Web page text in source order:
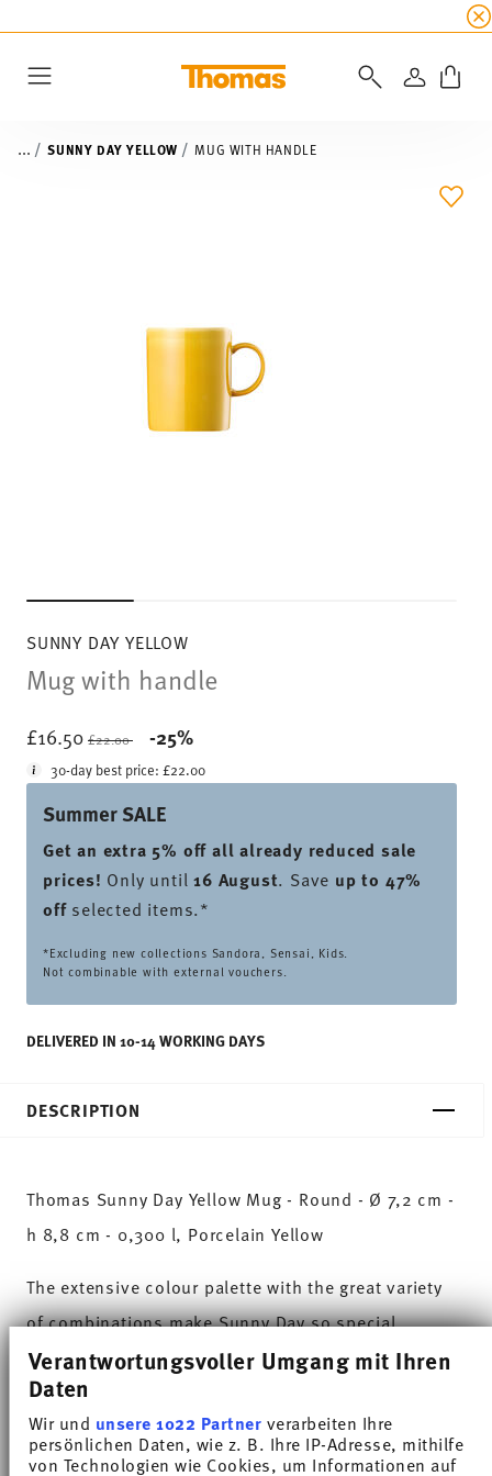
Verantwortungsvoller Umgang mit Ihren
Daten
Wir und unsere 1022 Partnerverarbeiten Ihre
persönlichen Daten, wie z. B. Ihre IP-Adresse, mithilfe
von Technologien wie Cookies, um Informationen auf
all
LOGIN
... SUNNY DAY YELLOW MUG WITH HANDLE
SUNNY DAY YELLOW
Mug with handle
£16.50 Price reduced from
£22.00 -25%
30-day best price:£22.00
Summer SALE
Get an extra 5% off all already reduced sale
prices! Only until16 August. Save up to 47%
offselected items.*
*Excluding new collections Sandora, Sensai, Kids.
Not combinable with external vouchers.
DELIVERED IN 10-14 WORKING DAYS
ADD
DESCRIPTION
Thomas Sunny Day Yellow Mug - Round - Ø 7,2 cm -
h 8,8 cm - 0,300 l, Porcelain Yellow
The extensive colour palette with the great variety
of combinations make Sunny Day so special,
allowing it to be used in cooking and kitchen
worlds of every kind. Sunny Day’s pleasing and
cheerful style ensures that every day is simply
unique.HAVE A SUNNY DAY!